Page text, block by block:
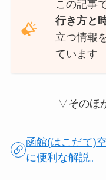
この記事
行き方と
立つ情報
ています
▽そのほ
函館(はこだて)
に便利な解説。